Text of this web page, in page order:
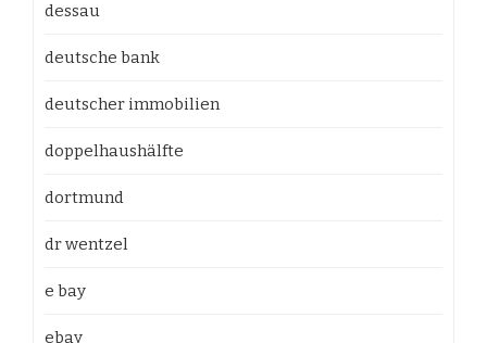
dessau
deutsche bank
deutscher immobilien
doppelhaushälfte
dortmund
dr wentzel
e bay
ebay